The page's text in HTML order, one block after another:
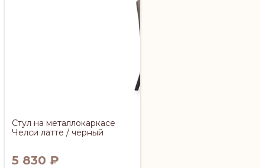
Стул на металлокаркасе
Челси латте / черный
5 830 ₽